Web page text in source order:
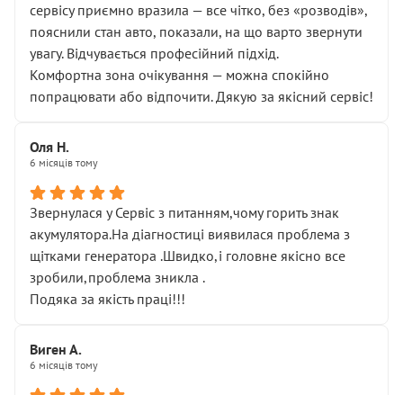
сервісу приємно вразила — все чітко, без «розводів»,
пояснили стан авто, показали, на що варто звернути
увагу. Відчувається професійний підхід.
Комфортна зона очікування — можна спокійно
попрацювати або відпочити. Дякую за якісний сервіс!
Оля Н.
6 місяців тому
Звернулася у Сервіс з питанням,чому горить знак
акумулятора.На діагностиці виявилася проблема з
щітками генератора .Швидко,і головне якісно все
зробили,проблема зникла .
Подяка за якість праці!!!
Виген А.
6 місяців тому